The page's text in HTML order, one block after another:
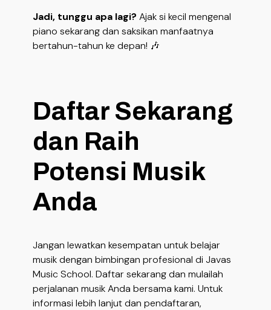
Jadi, tunggu apa lagi? Ajak si kecil mengenal
piano sekarang dan saksikan manfaatnya
bertahun-tahun ke depan! 🎶
Daftar Sekarang
dan Raih
Potensi Musik
Anda
Jangan lewatkan kesempatan untuk belajar
musik dengan bimbingan profesional di Javas
Music School. Daftar sekarang dan mulailah
perjalanan musik Anda bersama kami. Untuk
informasi lebih lanjut dan pendaftaran,